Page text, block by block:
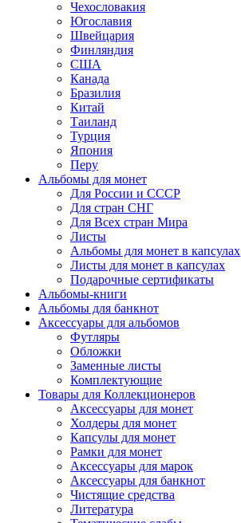
Чехословакия
Югославия
Швейцария
Финляндия
США
Канада
Бразилия
Китай
Таиланд
Турция
Япония
Перу
Альбомы для монет
Для России и СССР
Для стран СНГ
Для Всех стран Мира
Листы
Альбомы для монет в капсулах
Листы для монет в капсулах
Подарочные сертификаты
Альбомы-книги
Альбомы для банкнот
Аксессуары для альбомов
Футляры
Обложки
Заменные листы
Комплектующие
Товары для Коллекционеров
Аксессуары для монет
Холдеры для монет
Капсулы для монет
Рамки для монет
Аксессуары для марок
Аксессуары для банкнот
Чистящие средства
Литература